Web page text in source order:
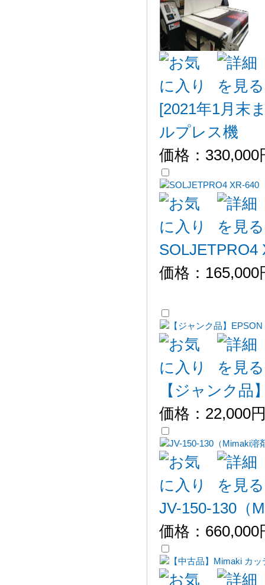
[2021年1月末
ルプレス機
価格： 330,000
価格： 165,000
【ジャンク
価格： 22,000
JV-150-130（
価格： 660,000